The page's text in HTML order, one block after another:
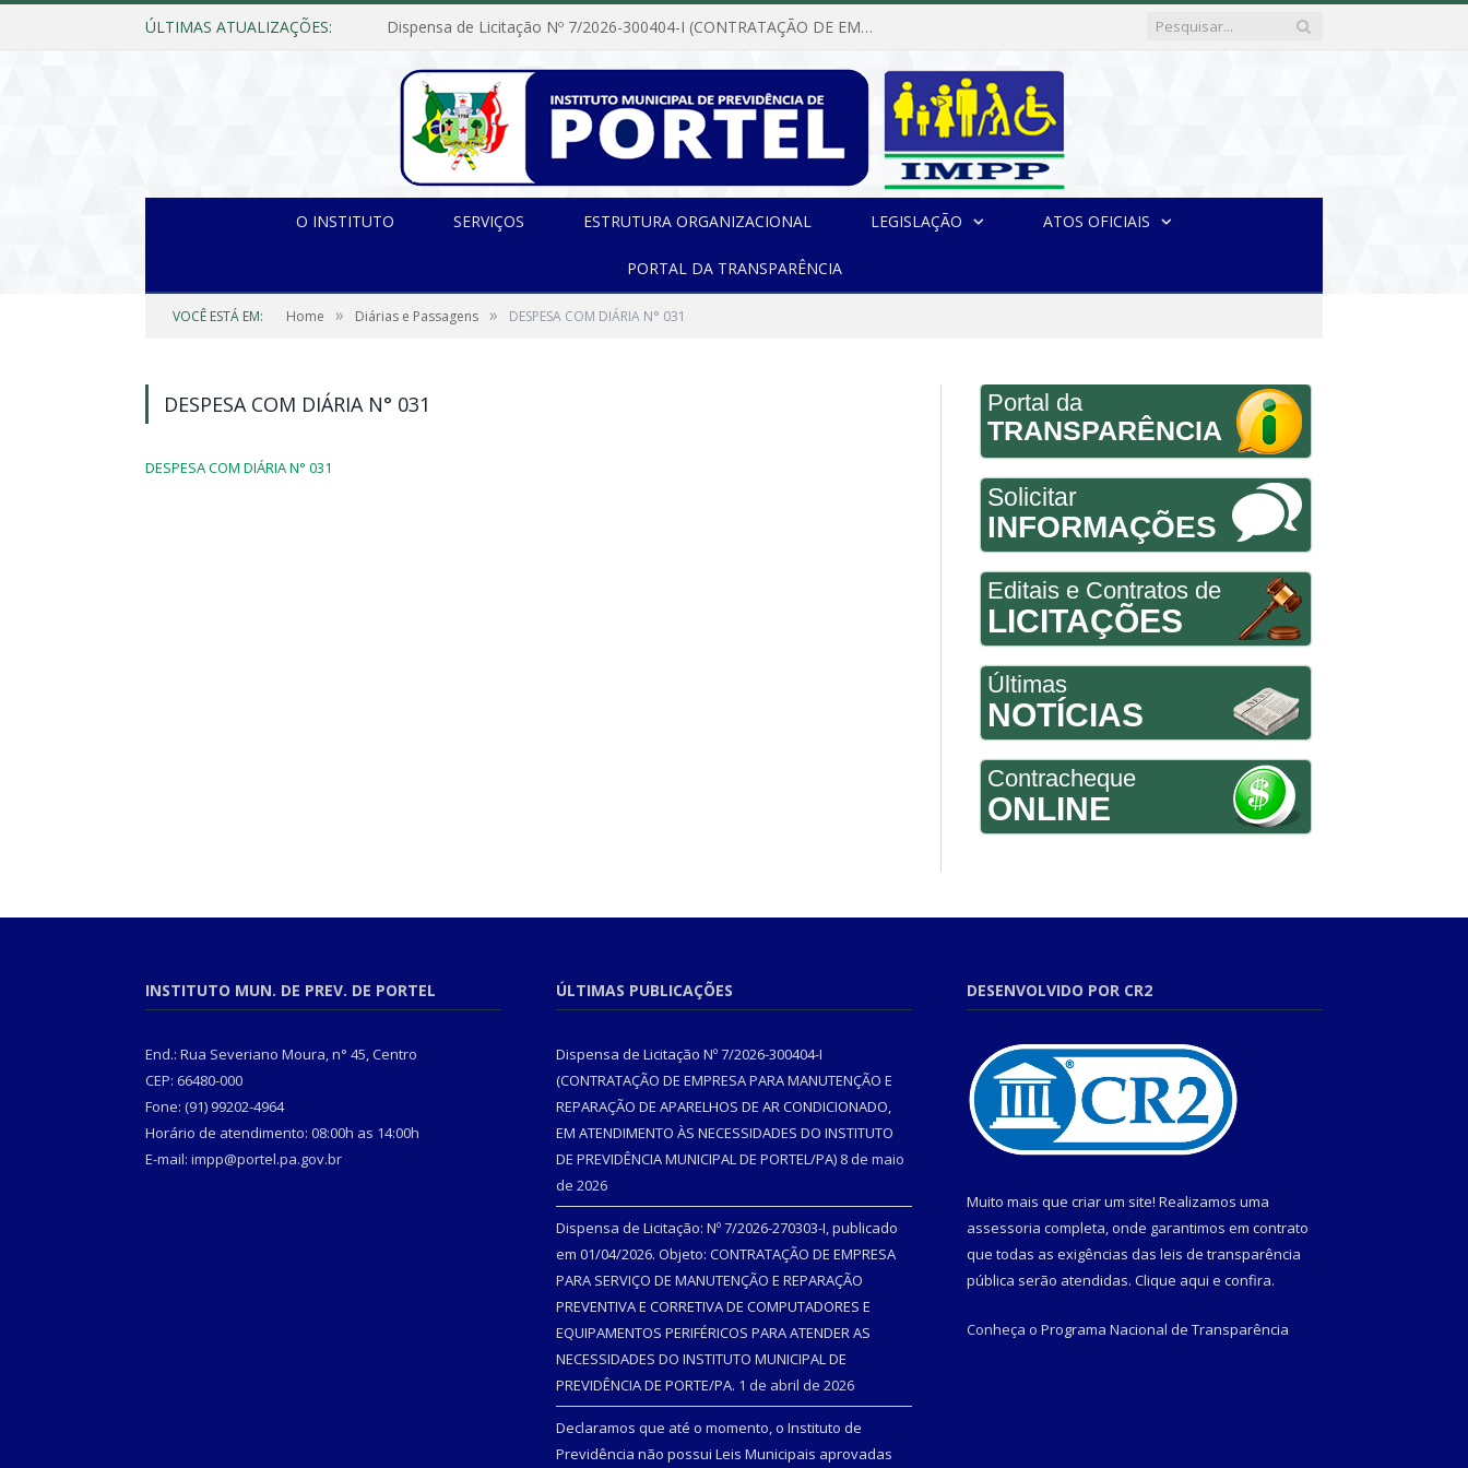
ÚLTIMAS ATUALIZAÇÕES: Dispensa de Licitação Nº 7/2026-300404-I (CONTRATAÇÃO DE EMPRESA PARA MANUTENÇÃO E REPARAÇÃO DE APARELHOS DE AR CONDICIONADO, EM ATENDIMENTO ÀS NECESSIDADES DO INSTITUTO DE PREVIDÊNCIA MUNICIPAL DE PORTEL/PA)
O INSTITUTO SERVIÇOS ESTRUTURA ORGANIZACIONAL LEGISLAÇÃO ATOS OFICIAIS
PORTAL DA TRANSPARÊNCIA
VOCÊ ESTÁ EM: Home » Diárias e Passagens » DESPESA COM DIÁRIA N° 031
DESPESA COM DIÁRIA N° 031
DESPESA COM DIÁRIA N° 031
Portal da
TRANSPARÊNCIA
Solicitar
INFORMAÇÕES
Editais e Contratos de
LICITAÇÕES
Últimas
NOTÍCIAS
Contracheque
ONLINE
INSTITUTO MUN. DE PREV. DE PORTEL
End.: Rua Severiano Moura, n° 45, Centro
CEP: 66480-000
Fone: (91) 99202-4964
Horário de atendimento: 08:00h as 14:00h
E-mail: impp@portel.pa.gov.br
ÚLTIMAS PUBLICAÇÕES
Dispensa de Licitação Nº 7/2026-300404-I
(CONTRATAÇÃO DE EMPRESA PARA MANUTENÇÃO E
REPARAÇÃO DE APARELHOS DE AR CONDICIONADO,
EM ATENDIMENTO ÀS NECESSIDADES DO INSTITUTO
DE PREVIDÊNCIA MUNICIPAL DE PORTEL/PA) 8 de maio
de 2026
Dispensa de Licitação: Nº 7/2026-270303-I, publicado
em 01/04/2026. Objeto: CONTRATAÇÃO DE EMPRESA
PARA SERVIÇO DE MANUTENÇÃO E REPARAÇÃO
PREVENTIVA E CORRETIVA DE COMPUTADORES E
EQUIPAMENTOS PERIFÉRICOS PARA ATENDER AS
NECESSIDADES DO INSTITUTO MUNICIPAL DE
PREVIDÊNCIA DE PORTE/PA. 1 de abril de 2026
Declaramos que até o momento, o Instituto de
Previdência não possui Leis Municipais aprovadas
DESENVOLVIDO POR CR2
Muito mais que criar um site! Realizamos uma
assessoria completa, onde garantimos em contrato
que todas as exigências das leis de transparência
pública serão atendidas. Clique aqui e confira.
Conheça o Programa Nacional de Transparência